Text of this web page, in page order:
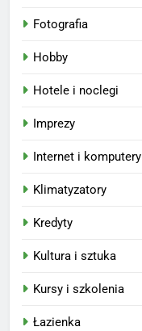
Fotografia
Hobby
Hotele i noclegi
Imprezy
Internet i komputery
Klimatyzatory
Kredyty
Kultura i sztuka
Kursy i szkolenia
Łazienka